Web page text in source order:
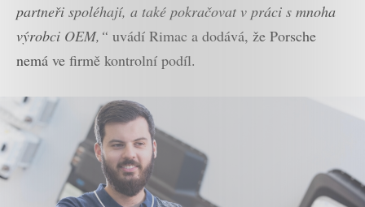
partneři spoléhají, a také pokračovat v práci s mnoha
výrobci OEM,“ uvádí Rimac a dodává, že Porsche
nemá ve firmě kontrolní podíl.